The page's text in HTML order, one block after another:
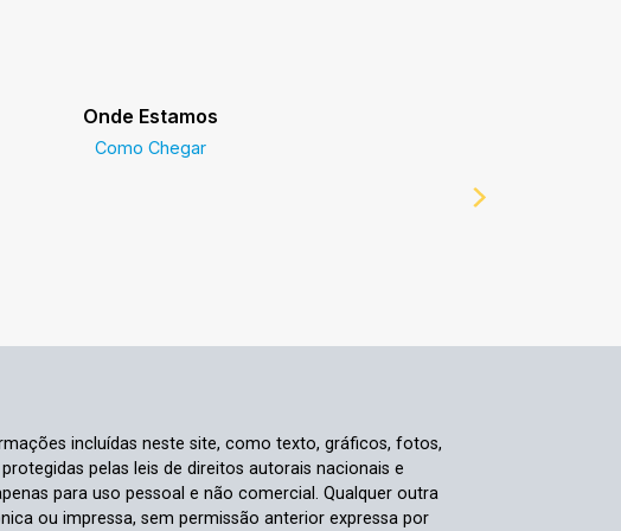
Onde Estamos
Como Chegar
incluídas neste site, como texto, gráficos, fotos,
pelas leis de direitos autorais nacionais e
para uso pessoal e não comercial. Qualquer outra
ou impressa, sem permissão anterior expressa por